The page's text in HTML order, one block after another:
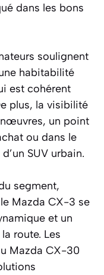
dans les bons
soulignent
habitabilité
est cohérent
plus, la visibilité
un point
ou dans le
SUV urbain.
segment,
Mazda CX-3 se
et un
route. Les
Mazda CX-30